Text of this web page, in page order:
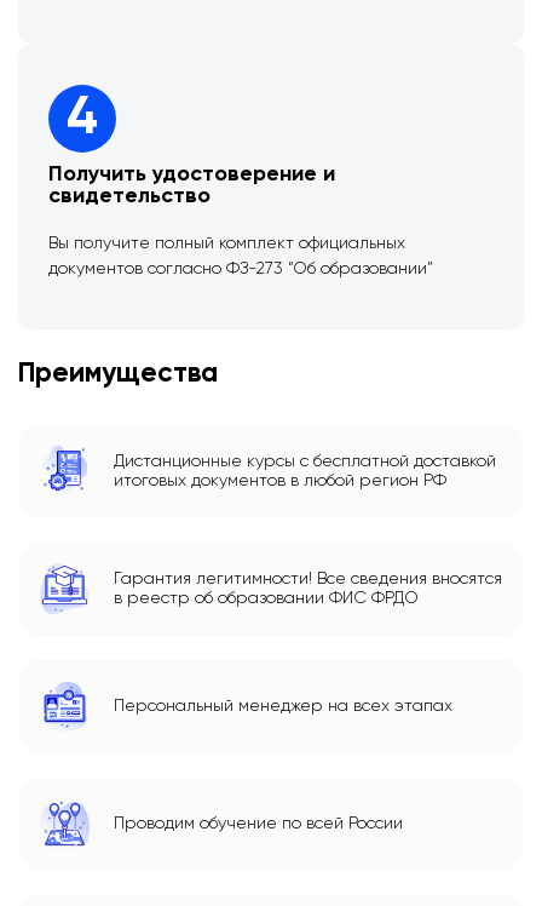
4
Получить удостоверение и
свидетельство
Вы получите полный комплект официальных
документов согласно ФЗ-273 “Об образовании”
Преимущества
Дистанционные курсы с бесплатной доставкой
итоговых документов в любой регион РФ
Гарантия легитимности! Все сведения вносятся
в реестр об образовании ФИС ФРДО
Персональный менеджер на всех этапах
Проводим обучение по всей России